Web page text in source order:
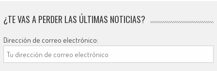
¿TE VAS A PERDER LAS ÚLTIMAS NOTICIAS?
Dirección de correo electrónico: